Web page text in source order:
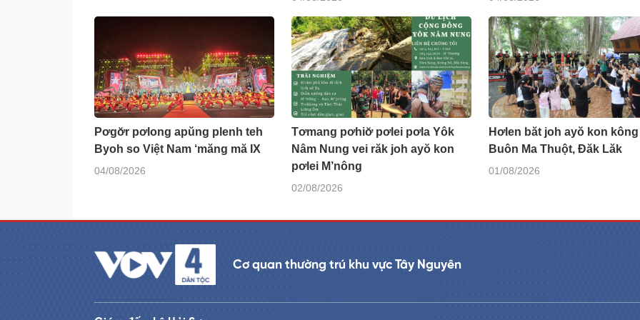
Pơgơ̆r pơlong apŭng plenh teh
Byoh so Việt Nam ‘măng mă IX
04/08/2026
Tơmang pơhiơ̆ pơlei pơla Yôk
Nâm Nung vei răk joh ayŏ kon
pơlei M’nông
02/08/2026
Hơlen băt joh ayŏ kon
Buôn Ma Thuột, Đăk Lăk
01/08/2026
Cơ quan thường trú khu vực Tây Nguyên